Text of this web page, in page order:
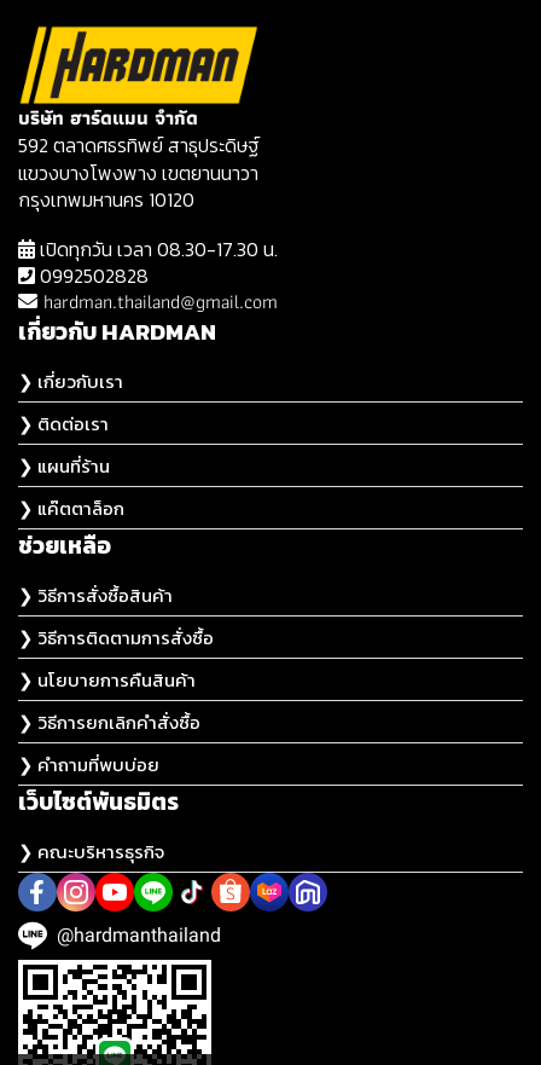
บริษัท ฮาร์ดแมน จำกัด
592 ตลาดศธรทิพย์ สาธุประดิษฐ์
แขวงบางโพงพาง เขตยานนาวา
กรุงเทพมหานคร 10120
เปิดทุกวัน เวลา 08.30-17.30 น.
0992502828
hardman.thailand@gmail.com
เกี่ยวกับ HARDMAN
❯ เกี่ยวกับเรา
❯ ติดต่อเรา
❯ แผนที่ร้าน
❯ แค๊ตตาล็อก
ช่วยเหลือ
❯ วิธีการสั่งซื้อสินค้า
❯ วิธีการติดตามการสั่งซื้อ
❯ นโยบายการคืนสินค้า
❯ วิธีการยกเลิกคำสั่งซื้อ
❯ คำถามที่พบบ่อย
เว็บไซต์พันธมิตร
❯ คณะบริหารธุรกิจ
@hardmanthailand